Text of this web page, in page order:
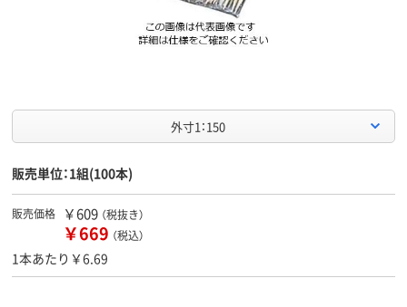
外寸1：150
販売単位：1組(100本)
販売価格 ￥609 （税抜き）
￥669 （税込）
1本あたり￥6.69